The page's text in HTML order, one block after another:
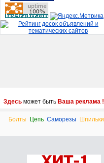
Здесь может быть Ваша реклама !
Болты Цепь Саморезы Шпильки